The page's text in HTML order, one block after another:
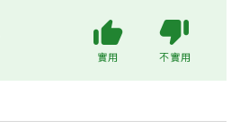
實用 不實用